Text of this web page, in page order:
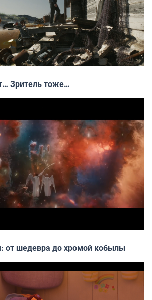
Зритель тоже…
от шедевра до хромой кобылы